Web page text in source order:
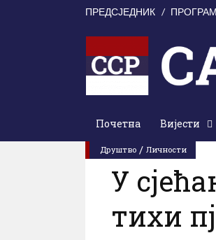
ПРЕДСЈЕДНИК ПРОГРАМ
Почетна Вијести
Друштво / Личности
0 Коментари
У
тихи